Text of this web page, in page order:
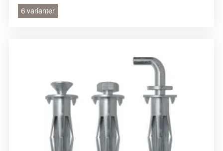
6 varianter